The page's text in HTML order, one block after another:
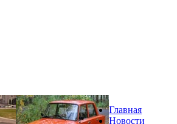
Главная
Новости